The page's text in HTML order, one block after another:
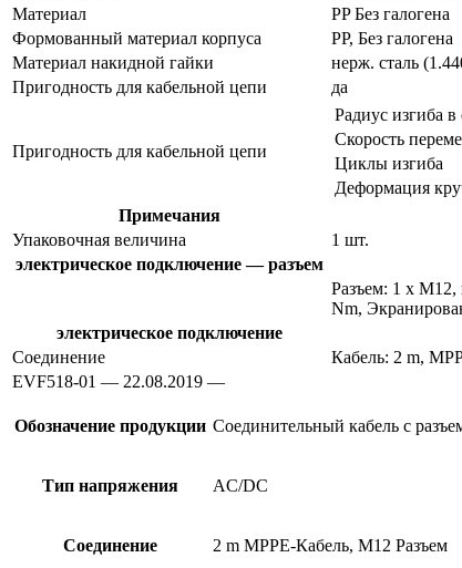
Материал
PP Без галогена
Формованный материал корпуса
PP, Без галогена
Материал накидной гайки
нерж. сталь
Пригодность для кабельной цепи
да
Пригодность для кабельной цепи
Радиус изгиба
Скорость
Циклы изгиба
Деформация
Примечания
Упаковочная величина
1 шт.
электрическое подключение — разъем
Разъем: 1 x
Nm,
электрическое подключение
Соединение
Кабель: 2 m,
EVF518-01 — 22.08.2019 —
Обозначение продукции Соединительный кабель с
Тип напряжения AC/DC
Соединение 2 m MPPE-Кабель, M12 Разъем